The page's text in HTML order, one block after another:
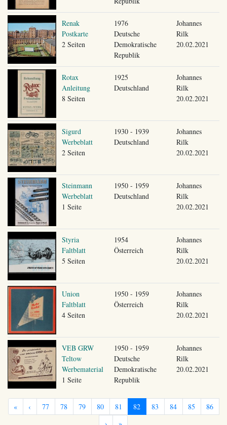
Renak
Postkarte
2 Seiten
1976
Deutsche
Demokratische
Republik
Johannes
Rilk
20.02.2021
Rotax
Anleitung
8 Seiten
1925
Deutschland
Johannes
Rilk
20.02.2021
Sigurd
Werbeblatt
2 Seiten
1930 - 1939
Deutschland
Johannes
Rilk
20.02.2021
Steinmann
Werbeblatt
1 Seite
1950 - 1959
Deutschland
Johannes
Rilk
20.02.2021
Styria
Faltblatt
5 Seiten
1954
Österreich
Johannes
Rilk
20.02.2021
Union
Faltblatt
4 Seiten
1950 - 1959
Österreich
Johannes
Rilk
20.02.2021
VEB GRW
Teltow
Werbematerial
1 Seite
1950 - 1959
Deutsche
Demokratische
Republik
Johannes
Rilk
20.02.2021
« ‹ 77 78 79 80 81 82 83 84 85
86
›
»